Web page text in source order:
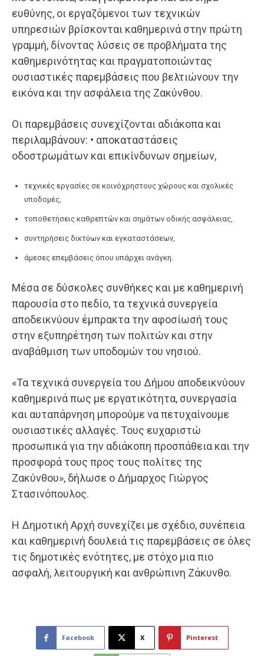
ευθύνης, οι εργαζόμενοι των τεχνικών
υπηρεσιών βρίσκονται καθημερινά στην πρώτη
γραμμή, δίνοντας λύσεις σε προβλήματα της
καθημερινότητας και πραγματοποιώντας
ουσιαστικές παρεμβάσεις που βελτιώνουν την
εικόνα και την ασφάλεια της Ζακύνθου.
Οι παρεμβάσεις συνεχίζονται αδιάκοπα και
περιλαμβάνουν: • αποκαταστάσεις
οδοστρωμάτων και επικίνδυνων σημείων,
τεχνικές εργασίες σε κοινόχρηστους χώρους και σχολικές
υποδομές,
τοποθετήσεις καθρεπτών και σημάτων οδικής ασφάλειας,
συντηρήσεις δικτύων και εγκαταστάσεων,
άμεσες επεμβάσεις όπου υπάρχει ανάγκη.
Μέσα σε δύσκολες συνθήκες και με καθημερινή
παρουσία στο πεδίο, τα τεχνικά συνεργεία
αποδεικνύουν έμπρακτα την αφοσίωσή τους
στην εξυπηρέτηση των πολιτών και στην
αναβάθμιση των υποδομών του νησιού.
«Τα τεχνικά συνεργεία του Δήμου αποδεικνύουν
καθημερινά πως με εργατικότητα, συνεργασία
και αυταπάρνηση μπορούμε να πετυχαίνουμε
ουσιαστικές αλλαγές. Τους ευχαριστώ
προσωπικά για την αδιάκοπη προσπάθεια και την
προσφορά τους προς τους πολίτες της
Ζακύνθου», δήλωσε ο Δήμαρχος Γιώργος
Στασινόπουλος.
Η Δημοτική Αρχή συνεχίζει με σχέδιο, συνέπεια
και καθημερινή δουλειά τις παρεμβάσεις σε όλες
τις δημοτικές ενότητες, με στόχο μια πιο
ασφαλή, λειτουργική και ανθρώπινη Ζάκυνθο.
Facebook X Pinterest